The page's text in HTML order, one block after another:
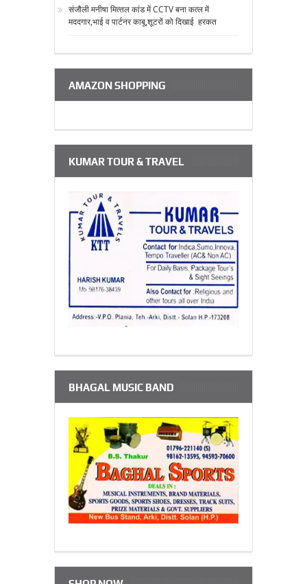
संजौली मनीषा मित्‍तल कांड में CCTV बना कत्‍ल में
मददगार,भाई व पार्टनर काबू,शूटरों को दिखाई हरकत
AMAZON SHOPPING
KUMAR TOUR & TRAVEL
BHAGAL MUSIC BAND